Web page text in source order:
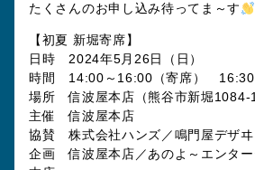
たくさんのお申し込み待ってま～す
【初夏 新堀寄席】
日時 2024年5月26日（日）
時間 14:00～16:00（寄席） 16:30
場所 信波屋本店（熊谷市新堀1084-1
主催 信波屋本店
協賛 株式会社ハンズ／鳴門屋デザ
企画 信波屋本店／あのよ～エンター